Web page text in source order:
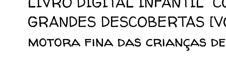
GRANDES DESCOBERTAS
motora fina das crianças